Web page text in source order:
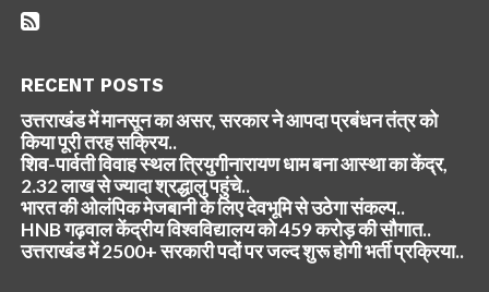
RECENT POSTS
उत्तराखंड में मानसून का असर, सरकार ने आपदा प्रबंधन तंत्र को
किया पूरी तरह सक्रिय..
शिव-पार्वती विवाह स्थल त्रियुगीनारायण धाम बना आस्था का केंद्र,
2.32 लाख से ज्यादा श्रद्धालु पहुंचे..
भारत की ओलंपिक मेजबानी के लिए देवभूमि से उठेगा संकल्प..
HNB गढ़वाल केंद्रीय विश्वविद्यालय को 459 करोड़ की सौगात..
उत्तराखंड में 2500+ सरकारी पदों पर जल्द शुरू होगी भर्ती प्रक्रिया..